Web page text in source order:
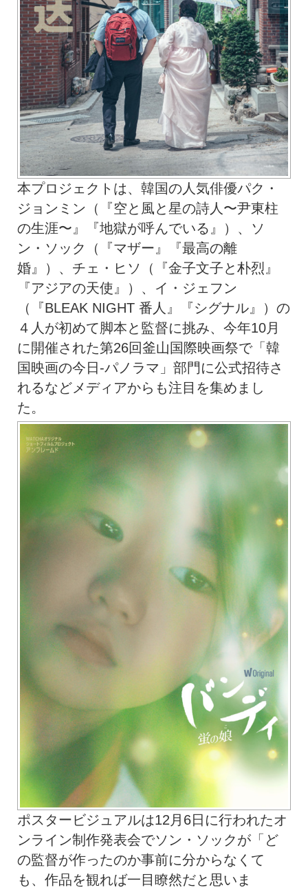
本プロジェクトは、韓国の人気俳優パク・
ジョンミン（『空と風と星の詩人〜尹東柱
の生涯〜』『地獄が呼んでいる』）、ソ
ン・ソック（『マザー』『最高の離
婚』）、チェ・ヒソ（『金子文子と朴烈』
『アジアの天使』）、イ・ジェフン
（『BLEAK NIGHT 番人』『シグナル』）の
４人が初めて脚本と監督に挑み、今年10月
に開催された第26回釜山国際映画祭で「韓
国映画の今日-パノラマ」部門に公式招待さ
れるなどメディアからも注目を集めまし
た。
ポスタービジュアルは12月6日に行われたオ
ンライン制作発表会でソン・ソックが「ど
の監督が作ったのか事前に分からなくて
も、作品を観れば一目瞭然だと思いま